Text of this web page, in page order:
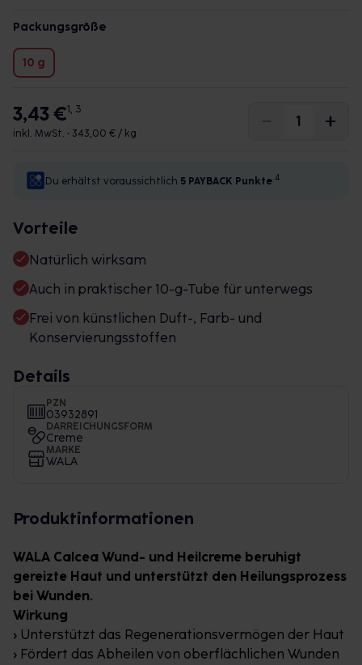
Packungsgröße
10 g
3,43 €1, 3
inkl. MwSt. • 343,00 € / kg
Du erhältst voraussichtlich 5 PAYBACK Punkte 4
Vorteile
Natürlich wirksam
Auch in praktischer 10-g-Tube für unterwegs
Frei von künstlichen Duft-, Farb- und
Konservierungsstoffen
Details
PZN
03932891
DARREICHUNGSFORM
Creme
MARKE
WALA
Produktinformationen
WALA Calcea Wund- und Heilcreme beruhigt
gereizte Haut und unterstützt den Heilungsprozess
bei Wunden.
Wirkung
› Unterstützt das Regenerationsvermögen der Haut
› Fördert das Abheilen von oberflächlichen Wunden